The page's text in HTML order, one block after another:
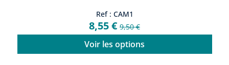
Ref : CAM1
8,55 € 9,50 €
Voir les options